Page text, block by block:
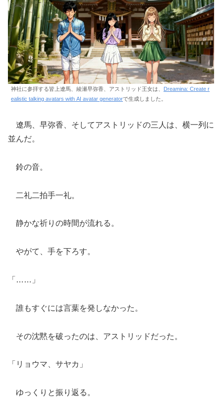
神社に参拝する皆上遼馬、綾瀬早弥香、アストリッド王女は、
Dreamina: Create r
ealistic talking avatars with AI avatar generatorで生成しました。
遼馬、早弥香、そしてアストリッドの三人は、横一列に
並んだ。
鈴の音。
二礼二拍手一礼。
静かな祈りの時間が流れる。
やがて、手を下ろす。
「……」
誰もすぐには言葉を発しなかった。
その沈黙を破ったのは、アストリッドだった。
「リョウマ、サヤカ」
ゆっくりと振り返る。